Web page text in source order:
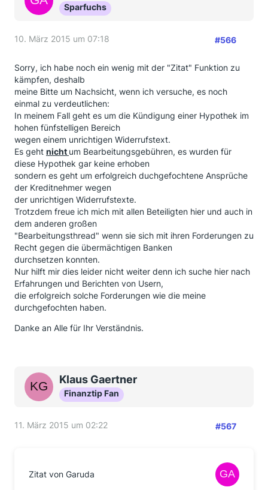
Sparfuchs
10. März 2015 um 07:18 #566
Sorry, ich habe noch ein wenig mit der "Zitat" Funktion zu
kämpfen, deshalb
meine Bitte um Nachsicht, wenn ich versuche, es noch
einmal zu verdeutlichen:
In meinem Fall geht es um die Kündigung einer Hypothek im
hohen fünfstelligen Bereich
wegen einem unrichtigen Widerrufstext.
Es geht nicht um Bearbeitungsgebühren, es wurden für
diese Hypothek gar keine erhoben
sondern es geht um erfolgreich duchgefochtene Ansprüche
der Kreditnehmer wegen
der unrichtigen Widerrufstexte.
Trotzdem freue ich mich mit allen Beteiligten hier und auch in
dem anderen großen
"Bearbeitungsthread" wenn sie sich mit ihren Forderungen zu
Recht gegen die übermächtigen Banken
durchsetzen konnten.
Nur hilft mir dies leider nicht weiter denn ich suche hier nach
Erfahrungen und Berichten von Usern,
die erfolgreich solche Forderungen wie die meine
durchgefochten haben.
Danke an Alle für Ihr Verständnis.
Klaus Gaertner
Finanztip Fan
11. März 2015 um 02:22 #567
Zitat von Garuda